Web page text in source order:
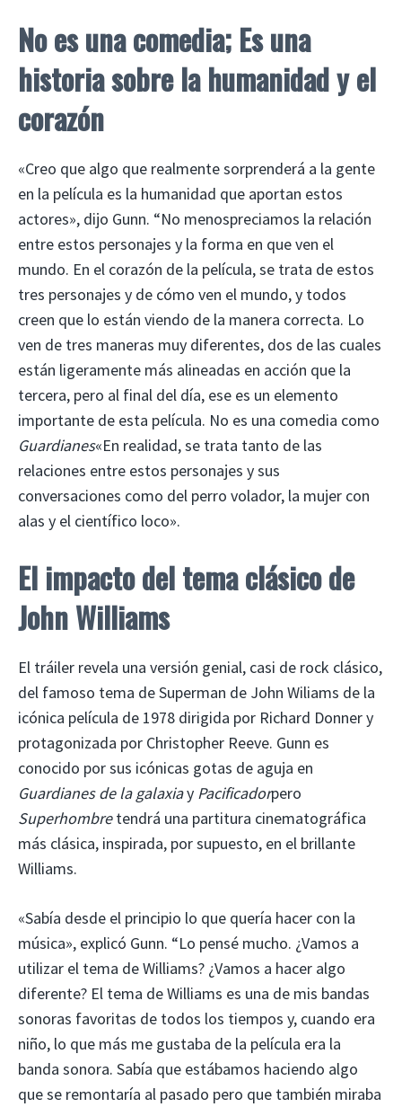
No es una comedia; Es una
historia sobre la humanidad y el
corazón
«Creo que algo que realmente sorprenderá a la gente
en la película es la humanidad que aportan estos
actores», dijo Gunn. “No menospreciamos la relación
entre estos personajes y la forma en que ven el
mundo. En el corazón de la película, se trata de estos
tres personajes y de cómo ven el mundo, y todos
creen que lo están viendo de la manera correcta. Lo
ven de tres maneras muy diferentes, dos de las cuales
están ligeramente más alineadas en acción que la
tercera, pero al final del día, ese es un elemento
importante de esta película. No es una comedia como
Guardianes«En realidad, se trata tanto de las
relaciones entre estos personajes y sus
conversaciones como del perro volador, la mujer con
alas y el científico loco».
El impacto del tema clásico de
John Williams
El tráiler revela una versión genial, casi de rock clásico,
del famoso tema de Superman de John Wiliams de la
icónica película de 1978 dirigida por Richard Donner y
protagonizada por Christopher Reeve. Gunn es
conocido por sus icónicas gotas de aguja en
Guardianes de la galaxiay Pacificadorpero
Superhombretendrá una partitura cinematográfica
más clásica, inspirada, por supuesto, en el brillante
Williams.
«Sabía desde el principio lo que quería hacer con la
música», explicó Gunn. “Lo pensé mucho. ¿Vamos a
utilizar el tema de Williams? ¿Vamos a hacer algo
diferente? El tema de Williams es una de mis bandas
sonoras favoritas de todos los tiempos y, cuando era
niño, lo que más me gustaba de la película era la
banda sonora. Sabía que estábamos haciendo algo
que se remontaría al pasado pero que también miraba